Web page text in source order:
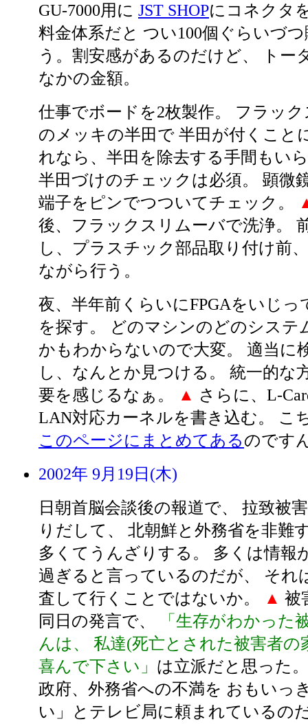
GU-7000用に JST SHOPにコネクタ
料金体系だと つい100個ぐらいづ
う。割安感があるのだけど、 トー
なかの金額。
仕事でボードを2枚製作。 フラッ
のメッキの半田で 半田が付くこと
れなら、半田を除去する手間もい
半田づけのチェックは必須。 顕微
端子をピンでつついてチェック。
後、フラックスリムーバで洗浄。
し、プラスチック部品取り付け前
ながら行う。
夜、半年前くらいにFPGAをいじっ
を探す。 どのマシンのどのシステ
かもわからないので大変。 適当に
し、なんとか見つける。 統一的な
要を感じるなぁ。
▲ さらに、L-
LAN対応カーネルを書き込む。 こ
このページにまとめてあるのです
2002年 9月19日(木)
日朝首脳会談後の報道で、 拉致被
りだして、 北朝鮮と外務省を非難
多くてうんざりする。 多くは情報
過ぎると言っているのだが、 それ
査して行くことではないか。
▲ 被
同日の発言で、
「生存がわかった
んは、 私達(死亡とされた被害者の
喜んで下さい」 は立派だと思った
政府、外務省への不満を おもいっ
い」とテレビ局に頼まれているの